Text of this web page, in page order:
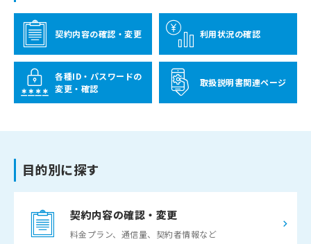
契約内容の確認・変更 利用状況の確認
各種ID・パスワードの
変更・確認
取扱説明書関連ページ
目的別に探す
契約内容の確認・変更
料金プラン、通信量、契約者情報など